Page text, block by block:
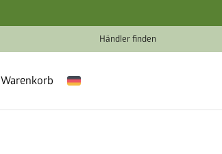
Händler finden
Warenkorb